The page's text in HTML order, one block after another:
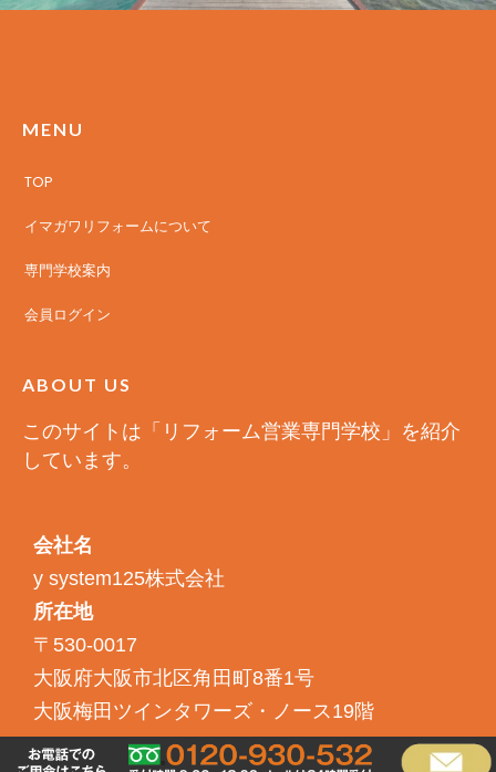
MENU
TOP
イマガワリフォームについて
専門学校案内
会員ログイン
ABOUT US
このサイトは「リフォーム営業専門学校」を紹介
しています。
会社名
y system125株式会社
所在地
〒530-0017
大阪府大阪市北区角田町8番1号
大阪梅田ツインタワーズ・ノース19階